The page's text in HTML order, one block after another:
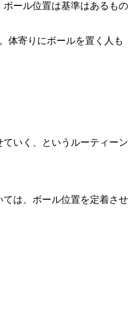
ール位置は基準はあるもの
体寄りにボールを置く人も
ていく、というルーティーン
は、ボール位置を定着させ